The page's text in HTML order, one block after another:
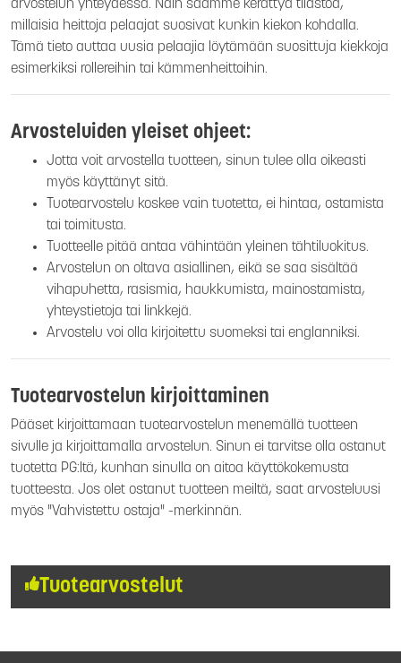
arvostelun yhteydessä. Näin saamme kerättyä tilastoa,
millaisia heittoja pelaajat suosivat kunkin kiekon kohdalla.
Tämä tieto auttaa uusia pelaajia löytämään suosittuja kiekkoja
esimerkiksi rollereihin tai kämmenheittoihin.
Arvosteluiden yleiset ohjeet:
Jotta voit arvostella tuotteen, sinun tulee olla oikeasti
myös käyttänyt sitä.
Tuotearvostelu koskee vain tuotetta, ei hintaa, ostamista
tai toimitusta.
Tuotteelle pitää antaa vähintään yleinen tähtiluokitus.
Arvostelun on oltava asiallinen, eikä se saa sisältää
vihapuhetta, rasismia, haukkumista, mainostamista,
yhteystietoja tai linkkejä.
Arvostelu voi olla kirjoitettu suomeksi tai englanniksi.
Tuotearvostelun kirjoittaminen
Pääset kirjoittamaan tuotearvostelun menemällä tuotteen
sivulle ja kirjoittamalla arvostelun. Sinun ei tarvitse olla ostanut
tuotetta PG:ltä, kunhan sinulla on aitoa käyttökokemusta
tuotteesta. Jos olet ostanut tuotteen meiltä, saat arvosteluusi
myös "Vahvistettu ostaja" -merkinnän.
Tuotearvostelut